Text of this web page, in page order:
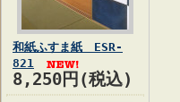
和紙ふすま紙 ESR-
821
8,250円(税込)